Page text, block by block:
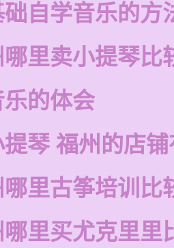
自学音乐的方
里卖小提琴比
乐的体会
提琴 福州的店
里古筝培训比
里买尤克里里